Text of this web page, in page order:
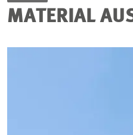
MATERIAL